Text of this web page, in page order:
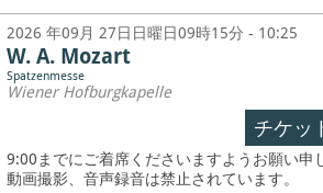
2026 年09月 27日日曜日09時15分 - 10:25
W. A. Mozart
Spatzenmesse
Wiener Hofburgkapelle
チケッ
9:00までにご着席くださいますようお願い申
動画撮影、音声録音は禁止されています。